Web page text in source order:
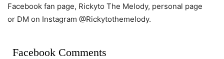
Facebook fan page, Rickyto The Melody, personal page
or DM on Instagram @Rickytothemelody.
Facebook Comments